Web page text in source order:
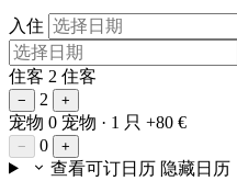
入住
住客 2 住客
− 2 +
宠物 0 宠物 · 1 只 +80 €
− 0 +
查看可订日历 隐藏日历